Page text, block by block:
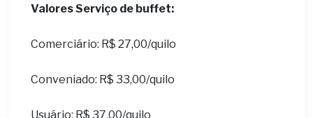
Valores Serviço de buffet:
Comerciário: R$ 27,00/quilo
Conveniado: R$ 33,00/quilo
Usuário: R$ 37,00/quilo